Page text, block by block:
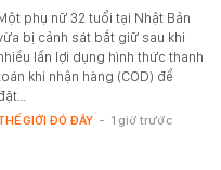
phụ nữ 32 tuổi tại Nhật Bản
bị cảnh sát bắt giữ sau khi
lần lợi dụng hình thức thanh
khi nhận hàng (COD) để
GIỚI ĐÓ ĐÂY - 1 giờ trước